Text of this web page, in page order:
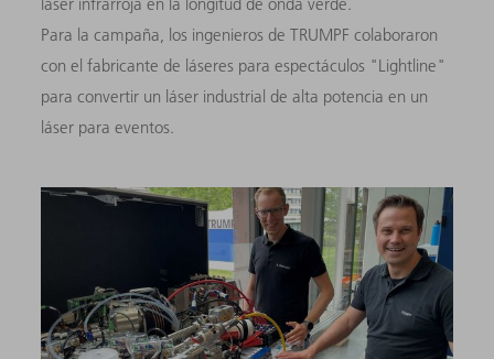
Para la campaña, los ingenieros de TRUMPF colaboraron
con el fabricante de láseres para espectáculos "Lightline"
para convertir un láser industrial de alta potencia en un
láser para eventos.